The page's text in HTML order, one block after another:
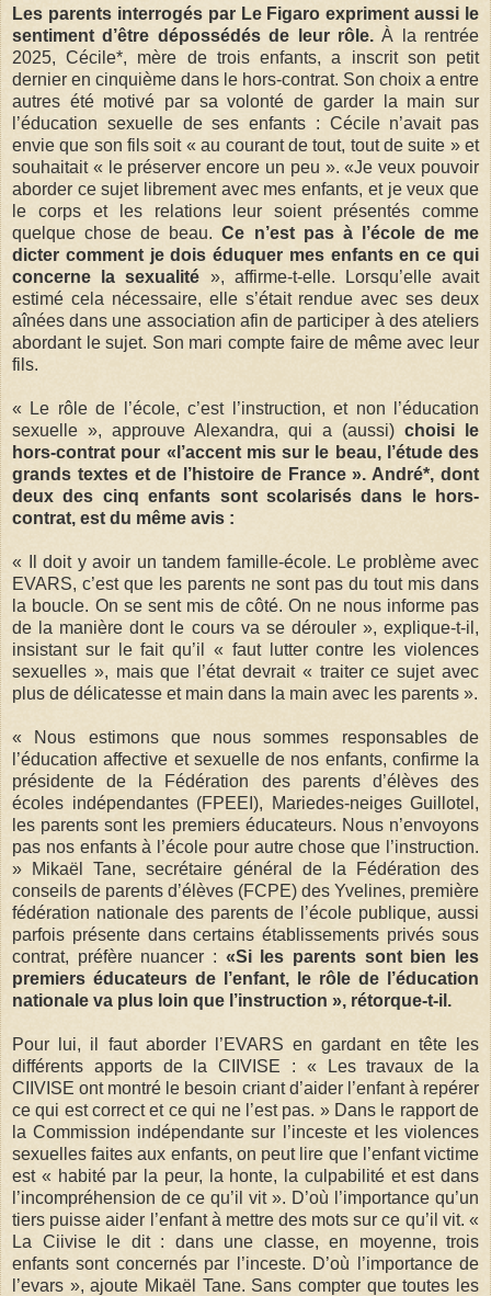
Les parents interrogés par Le Figaro expriment aussi le
sentiment d’être dépossédés de leur rôle.À la rentrée
2025, Cécile*, mère de trois enfants, a inscrit son petit
dernier en cinquième dans le hors-contrat. Son choix a entre
autres été motivé par sa volonté de garder la main sur
l’éducation sexuelle de ses enfants : Cécile n’avait pas
envie que son fils soit « au courant de tout, tout de suite » et
souhaitait « le préserver encore un peu ». «Je veux pouvoir
aborder ce sujet librement avec mes enfants, et je veux que
le corps et les relations leur soient présentés comme
quelque chose de beau. Ce n’est pas à l’école de me
dicter comment je dois éduquer mes enfants en ce qui
concerne la sexualité », affirme-t-elle. Lorsqu’elle avait
estimé cela nécessaire, elle s’était rendue avec ses deux
aînées dans une association afin de participer à des ateliers
abordant le sujet. Son mari compte faire de même avec leur
fils.
« Le rôle de l’école, c’est l’instruction, et non l’éducation
sexuelle », approuve Alexandra, qui a (aussi) choisi le
hors-contrat pour «l’accent mis sur le beau, l’étude des
grands textes et de l’histoire de France ». André*, dont
deux des cinq enfants sont scolarisés dans le hors-
contrat, est du même avis :
« Il doit y avoir un tandem famille-école. Le problème avec
EVARS, c’est que les parents ne sont pas du tout mis dans
la boucle. On se sent mis de côté. On ne nous informe pas
de la manière dont le cours va se dérouler », explique-t-il,
insistant sur le fait qu’il « faut lutter contre les violences
sexuelles », mais que l’état devrait « traiter ce sujet avec
plus de délicatesse et main dans la main avec les parents ».
« Nous estimons que nous sommes responsables de
l’éducation affective et sexuelle de nos enfants, confirme la
présidente de la Fédération des parents d’élèves des
écoles indépendantes (FPEEI), Mariedes-neiges Guillotel,
les parents sont les premiers éducateurs. Nous n’envoyons
pas nos enfants à l’école pour autre chose que l’instruction.
» Mikaël Tane, secrétaire général de la Fédération des
conseils de parents d’élèves (FCPE) des Yvelines, première
fédération nationale des parents de l’école publique, aussi
parfois présente dans certains établissements privés sous
contrat, préfère nuancer : «Si les parents sont bien les
premiers éducateurs de l’enfant, le rôle de l’éducation
nationale va plus loin que l’instruction », rétorque-t-il.
Pour lui, il faut aborder l’EVARS en gardant en tête les
différents apports de la CIIVISE : « Les travaux de la
CIIVISE ont montré le besoin criant d’aider l’enfant à repérer
ce qui est correct et ce qui ne l’est pas. » Dans le rapport de
la Commission indépendante sur l’inceste et les violences
sexuelles faites aux enfants, on peut lire que l’enfant victime
est « habité par la peur, la honte, la culpabilité et est dans
l’incompréhension de ce qu’il vit ». D’où l’importance qu’un
tiers puisse aider l’enfant à mettre des mots sur ce qu’il vit. «
La Ciivise le dit : dans une classe, en moyenne, trois
enfants sont concernés par l’inceste. D’où l’importance de
l’evars », ajoute Mikaël Tane. Sans compter que toutes les